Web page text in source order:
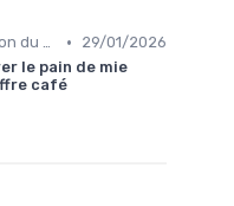
Conseils de Gestion du Café •
29/01/2026
le pain de mie
café